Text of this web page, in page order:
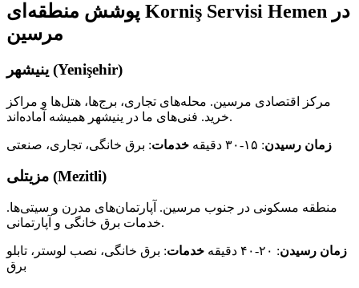
پوشش منطقه‌ای Korniş Servisi Hemen در
مرسین
ینیشهر (Yenişehir)
مرکز اقتصادی مرسین. محله‌های تجاری، برج‌ها، هتل‌ها و مراکز
خرید. فنی‌های ما در ینیشهر همیشه آماده‌اند.
زمان رسیدن: ۱۵-۳۰ دقیقه خدمات: برق خانگی، تجاری، صنعتی
مزیتلی (Mezitli)
منطقه مسکونی در جنوب مرسین. آپارتمان‌های مدرن و سیتی‌ها.
خدمات برق خانگی و آپارتمانی.
زمان رسیدن: ۲۰-۴۰ دقیقه خدمات: برق خانگی، نصب لوستر، تابلو
برق